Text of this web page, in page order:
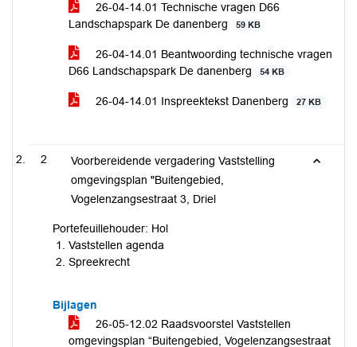
26-04-14.01 Technische vragen D66
Landschapspark De danenberg
59 KB
26-04-14.01 Beantwoording technische vragen
D66 Landschapspark De danenberg
54 KB
26-04-14.01 Inspreektekst Danenberg 27 KB
2
Voorbereidende vergadering Vaststelling
omgevingsplan "Buitengebied,
Vogelenzangsestraat 3, Driel
Portefeuillehouder: Hol
Vaststellen agenda
Spreekrecht
Bijlagen
26-05-12.02 Raadsvoorstel Vaststellen
omgevingsplan “Buitengebied, Vogelenzangsestraat